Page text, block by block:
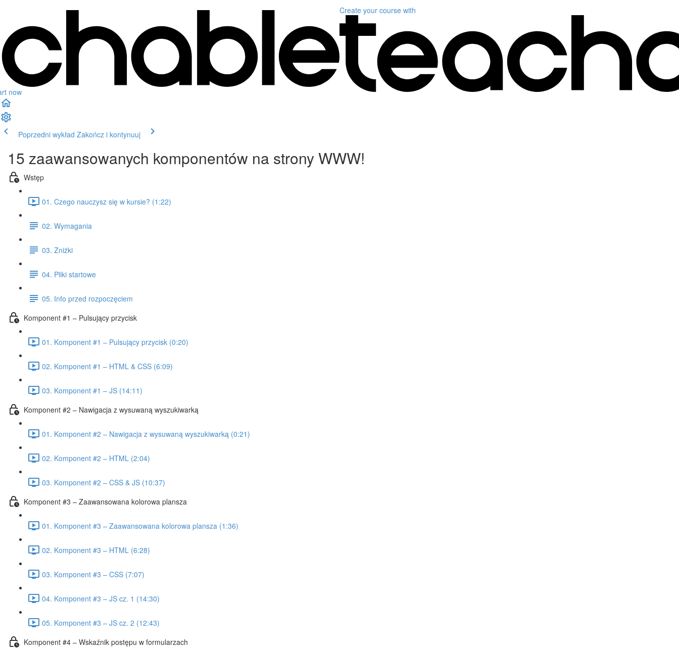
now
Create your course with
Poprzedni wykład Zakończ i kontynuuj
15 zaawansowanych komponentów na strony WWW!
Wstęp
01. Czego nauczysz się w kursie? (1:22)
02. Wymagania
03. Zniżki
04. Pliki startowe
05. Info przed rozpoczęciem
Komponent #1 – Pulsujący przycisk
01. Komponent #1 – Pulsujący przycisk (0:20)
02. Komponent #1 – HTML & CSS (6:09)
03. Komponent #1 – JS (14:11)
Komponent #2 – Nawigacja z wysuwaną wyszukiwarką
01. Komponent #2 – Nawigacja z wysuwaną wyszukiwarką (0:21)
02. Komponent #2 – HTML (2:04)
03. Komponent #2 – CSS & JS (10:37)
Komponent #3 – Zaawansowana kolorowa plansza
01. Komponent #3 – Zaawansowana kolorowa plansza (1:36)
02. Komponent #3 – HTML (6:28)
03. Komponent #3 – CSS (7:07)
04. Komponent #3 – JS cz. 1 (14:30)
05. Komponent #3 – JS cz. 2 (12:43)
Komponent #4 – Wskaźnik postępu w formularzach